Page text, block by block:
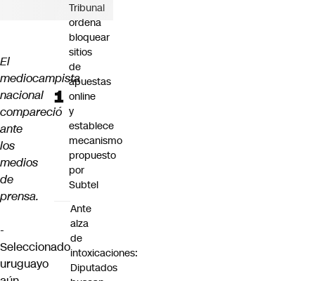
El
mediocampista
nacional
compareció
ante
los
medios
de
prensa.
-
Seleccionado
uruguayo
Tribunal
ordena
bloquear
sitios
de
apuestas
online
y
establece
mecanismo
propuesto
por
Subtel
Ante
alza
de
intoxicaciones:
Diputados